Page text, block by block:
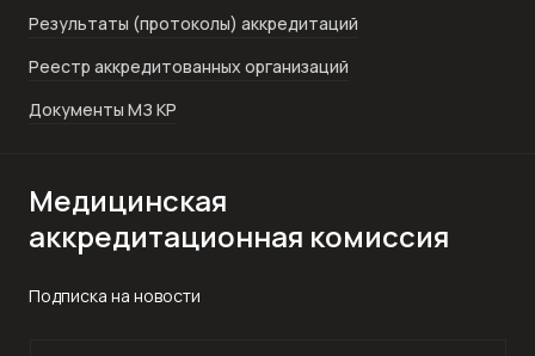
Результаты (протоколы) аккредитаций
Реестр аккредитованных организаций
Документы МЗ КР
Медицинская
аккредитационная комиссия
Подписка на новости